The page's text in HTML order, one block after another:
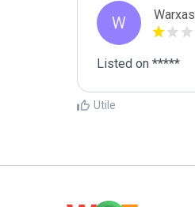
W Warxas
Listed on *****
Utile